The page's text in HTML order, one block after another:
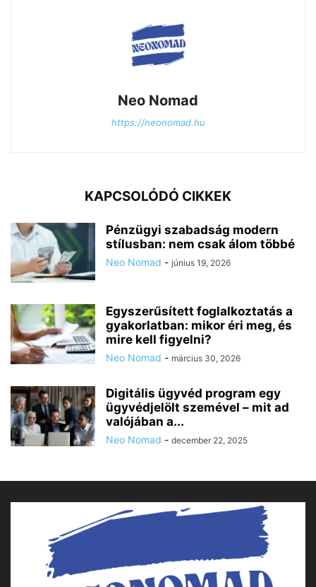
Neo Nomad
https://neonomad.hu
KAPCSOLÓDÓ CIKKEK
Pénzügyi szabadság modern
stílusban: nem csak álom többé
Neo Nomad - június 19, 2026
Egyszerűsített foglalkoztatás a
gyakorlatban: mikor éri meg, és
mire kell figyelni?
Neo Nomad - március 30, 2026
Digitális ügyvéd program egy
ügyvédjelölt szemével – mit ad
valójában a...
Neo Nomad - december 22, 2025